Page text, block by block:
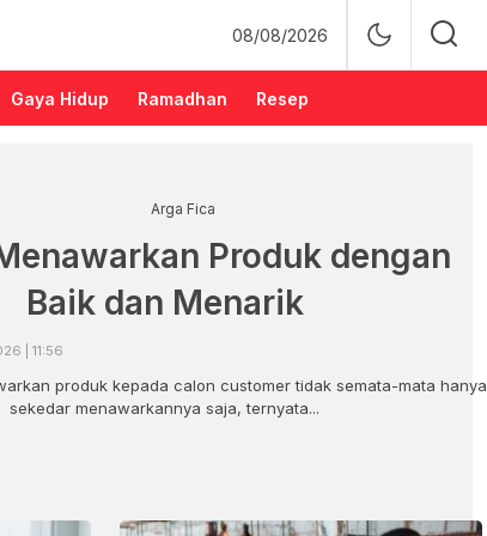
08/08/2026
Gaya Hidup Ramadhan Resep
Arga Fica
Produk dengan
Baik dan Menarik
| 11:56
produk kepada calon customer tidak semata-mata hanya
sekedar menawarkannya saja, ternyata...